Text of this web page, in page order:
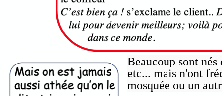
Beaucoup sont
etc... mais n'ont
mosquée ou un